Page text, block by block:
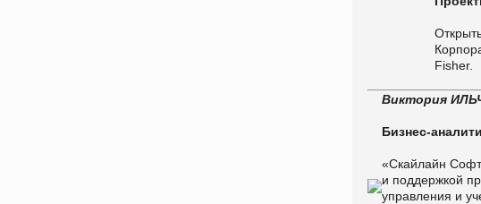
Fisher.
Виктория
Бизнес-
«Скайлайн
и поддержкой
управления и